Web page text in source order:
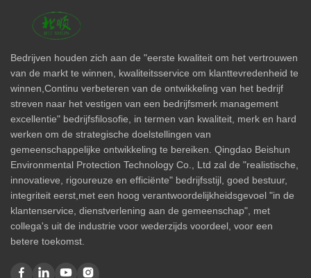
Bedrijven houden zich aan de "eerste kwaliteit om het vertrouwen
van de markt te winnen, kwaliteitsservice om klanttevredenheid te
winnen,Continu verbeteren van de ontwikkeling van het bedrijf
streven naar het vestigen van een bedrijfsmerk management
excellentie" bedrijfsfilosofie, in termen van kwaliteit, merk en hard
werken om de strategische doelstellingen van
gemeenschappelijke ontwikkeling te bereiken. Qingdao Beishun
Environmental Protection Technology Co., Ltd zal de "realistische,
innovatieve, rigoureuze en efficiënte" bedrijfsstijl, goed bestuur,
integriteit eerst,met een hoog verantwoordelijkheidsgevoel "in de
klantenservice, dienstverlening aan de gemeenschap", met
collega's uit de industrie voor wederzijds voordeel, voor een
betere toekomst.